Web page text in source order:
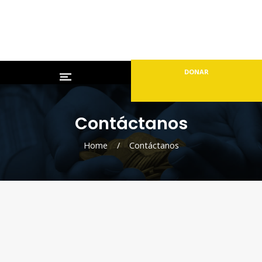
DONAR
Contáctanos
Home / Contáctanos